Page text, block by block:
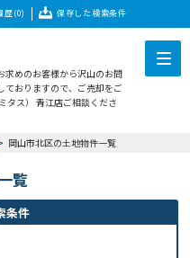
歴(0) 保存した検索条件
求めのお客様から沢山のお問
ておりますので、ご売却をご
タス） 青江店ご相談くださ
岡山市北区の土地物件一覧
覧
条件